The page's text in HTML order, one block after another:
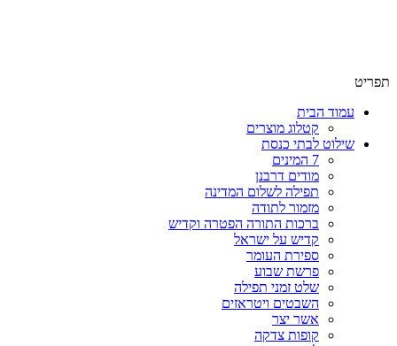
תפריט
עמוד הבית
קטלוג מוצרים
שילוט לבתי כנסת
7 המינים
מודים דרבנן
תפילה לשלום המדינה
מזמור לתודה
ברכות התורה הפטרה וקדיש
קדיש על ישראל
ספירת העומר
פרשת שבוע
שלט זמני תפילה
השבטים ויטראזים
אשר יצר
קופות צדקה